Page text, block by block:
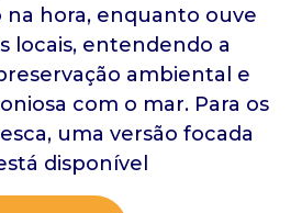
na hora, enquanto ouve
locais, entendendo a
ambiental e
com o mar. Para os
uma versão focada
disponível